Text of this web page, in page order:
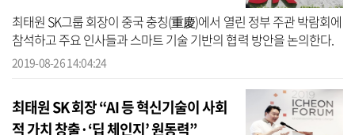
최태원 SK그룹 회장이 중국 충칭(重慶)에서 열린 정부 주관 박람회에
참석하고 주요 인사들과 스마트 기술 기반의 협력 방안을 논의한다.
최태원 회장은 26일 충칭 국제엑스포센터에서 열린 ‘2019 스마트 차
2019-08-26 14:04:24
최태원 SK 회장 “AI 등 혁신기술이 사회
적 가치 창출·‘딥 체인지’ 원동력”